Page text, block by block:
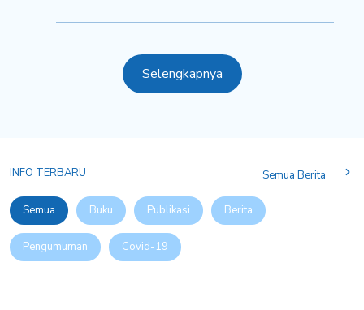
Selengkapnya
INFO TERBARU Semua Berita
Semua Buku Publikasi Berita
Pengumuman Covid-19